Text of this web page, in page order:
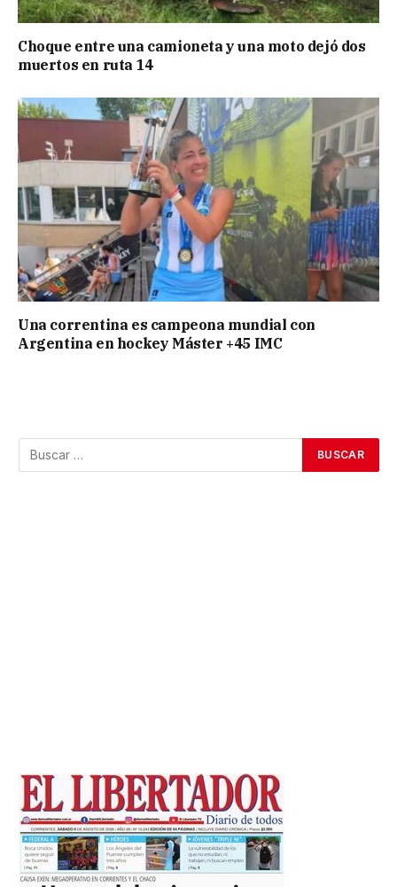
Choque entre una camioneta y una moto dejó dos
muertos en ruta 14
Una correntina es campeona mundial con
Argentina en hockey Máster +45 IMC